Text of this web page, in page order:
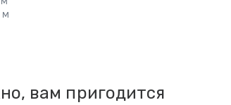
м
вам пригодится